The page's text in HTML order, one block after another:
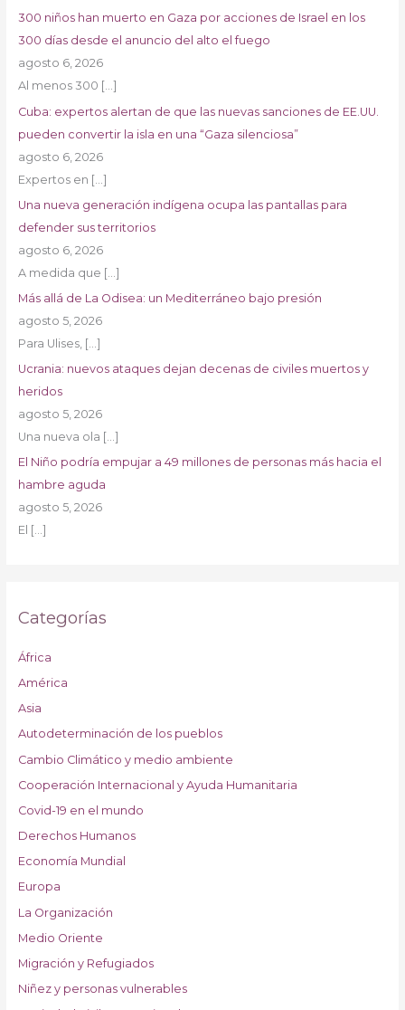
300 niños han muerto en Gaza por acciones de Israel en los
300 días desde el anuncio del alto el fuego
agosto 6, 2026
Al menos 300 […]
Cuba: expertos alertan de que las nuevas sanciones de EE.UU.
pueden convertir la isla en una “Gaza silenciosa”
agosto 6, 2026
Expertos en […]
Una nueva generación indígena ocupa las pantallas para
defender sus territorios
agosto 6, 2026
A medida que […]
Más allá de La Odisea: un Mediterráneo bajo presión
agosto 5, 2026
Para Ulises, […]
Ucrania: nuevos ataques dejan decenas de civiles muertos y
heridos
agosto 5, 2026
Una nueva ola […]
El Niño podría empujar a 49 millones de personas más hacia el
hambre aguda
agosto 5, 2026
El […]
Categorías
África
América
Asia
Autodeterminación de los pueblos
Cambio Climático y medio ambiente
Cooperación Internacional y Ayuda Humanitaria
Covid-19 en el mundo
Derechos Humanos
Economía Mundial
Europa
La Organización
Medio Oriente
Migración y Refugiados
Niñez y personas vulnerables